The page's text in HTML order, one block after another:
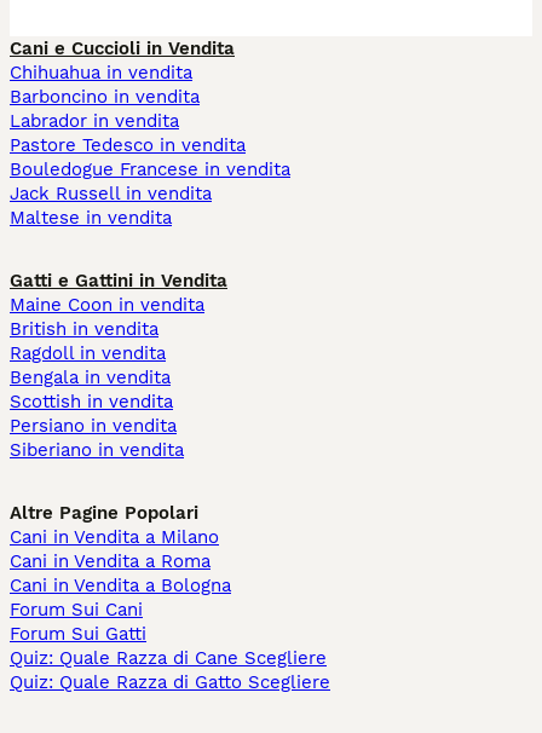
Cani e Cuccioli in Vendita
Chihuahua in vendita
Barboncino in vendita
Labrador in vendita
Pastore Tedesco in vendita
Bouledogue Francese in vendita
Jack Russell in vendita
Maltese in vendita
Gatti e Gattini in Vendita
Maine Coon in vendita
British in vendita
Ragdoll in vendita
Bengala in vendita
Scottish in vendita
Persiano in vendita
Siberiano in vendita
Altre Pagine Popolari
Cani in Vendita a Milano
Cani in Vendita a Roma
Cani in Vendita a Bologna
Forum Sui Cani
Forum Sui Gatti
Quiz: Quale Razza di Cane Scegliere
Quiz: Quale Razza di Gatto Scegliere